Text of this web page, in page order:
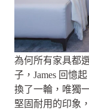
為何所有家具都
子，James 回憶
換了一輪，唯獨
堅固耐用的印象